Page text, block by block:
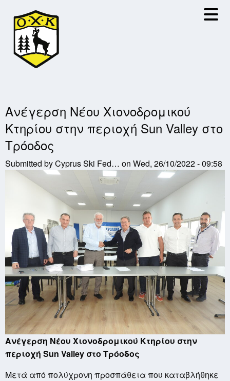
main
content
Aνέγερση Νέου Χιονοδρομικού
Κτηρίου στην περιοχή Sun Valley στο
Τρόοδος
Submitted byCyprus Ski Fed… on Wed, 26/10/2022 - 09:58
Ανέγερση Νέου Χιονοδρομικού Κτηρίου στην
περιοχή Sun Valley στο Τρόοδος
Mετά από πολύχρονη προσπάθεια που καταβλήθηκε